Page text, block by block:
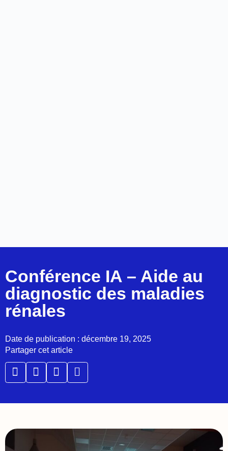
Conférence IA – Aide au
diagnostic des maladies
rénales
Date de publication : décembre 19, 2025
Partager cet article